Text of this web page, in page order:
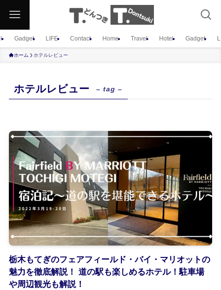
Gadget LIFE Contact Home Travel Hotel Gadget
ホーム ホテルレビュー
ホテルレビュー – tag –
栃木もてぎのフェアフィールド・バイ・マリオットの
魅力を徹底解説！ 道の駅も楽しめるホテル！駐車場
や周辺観光も解説！